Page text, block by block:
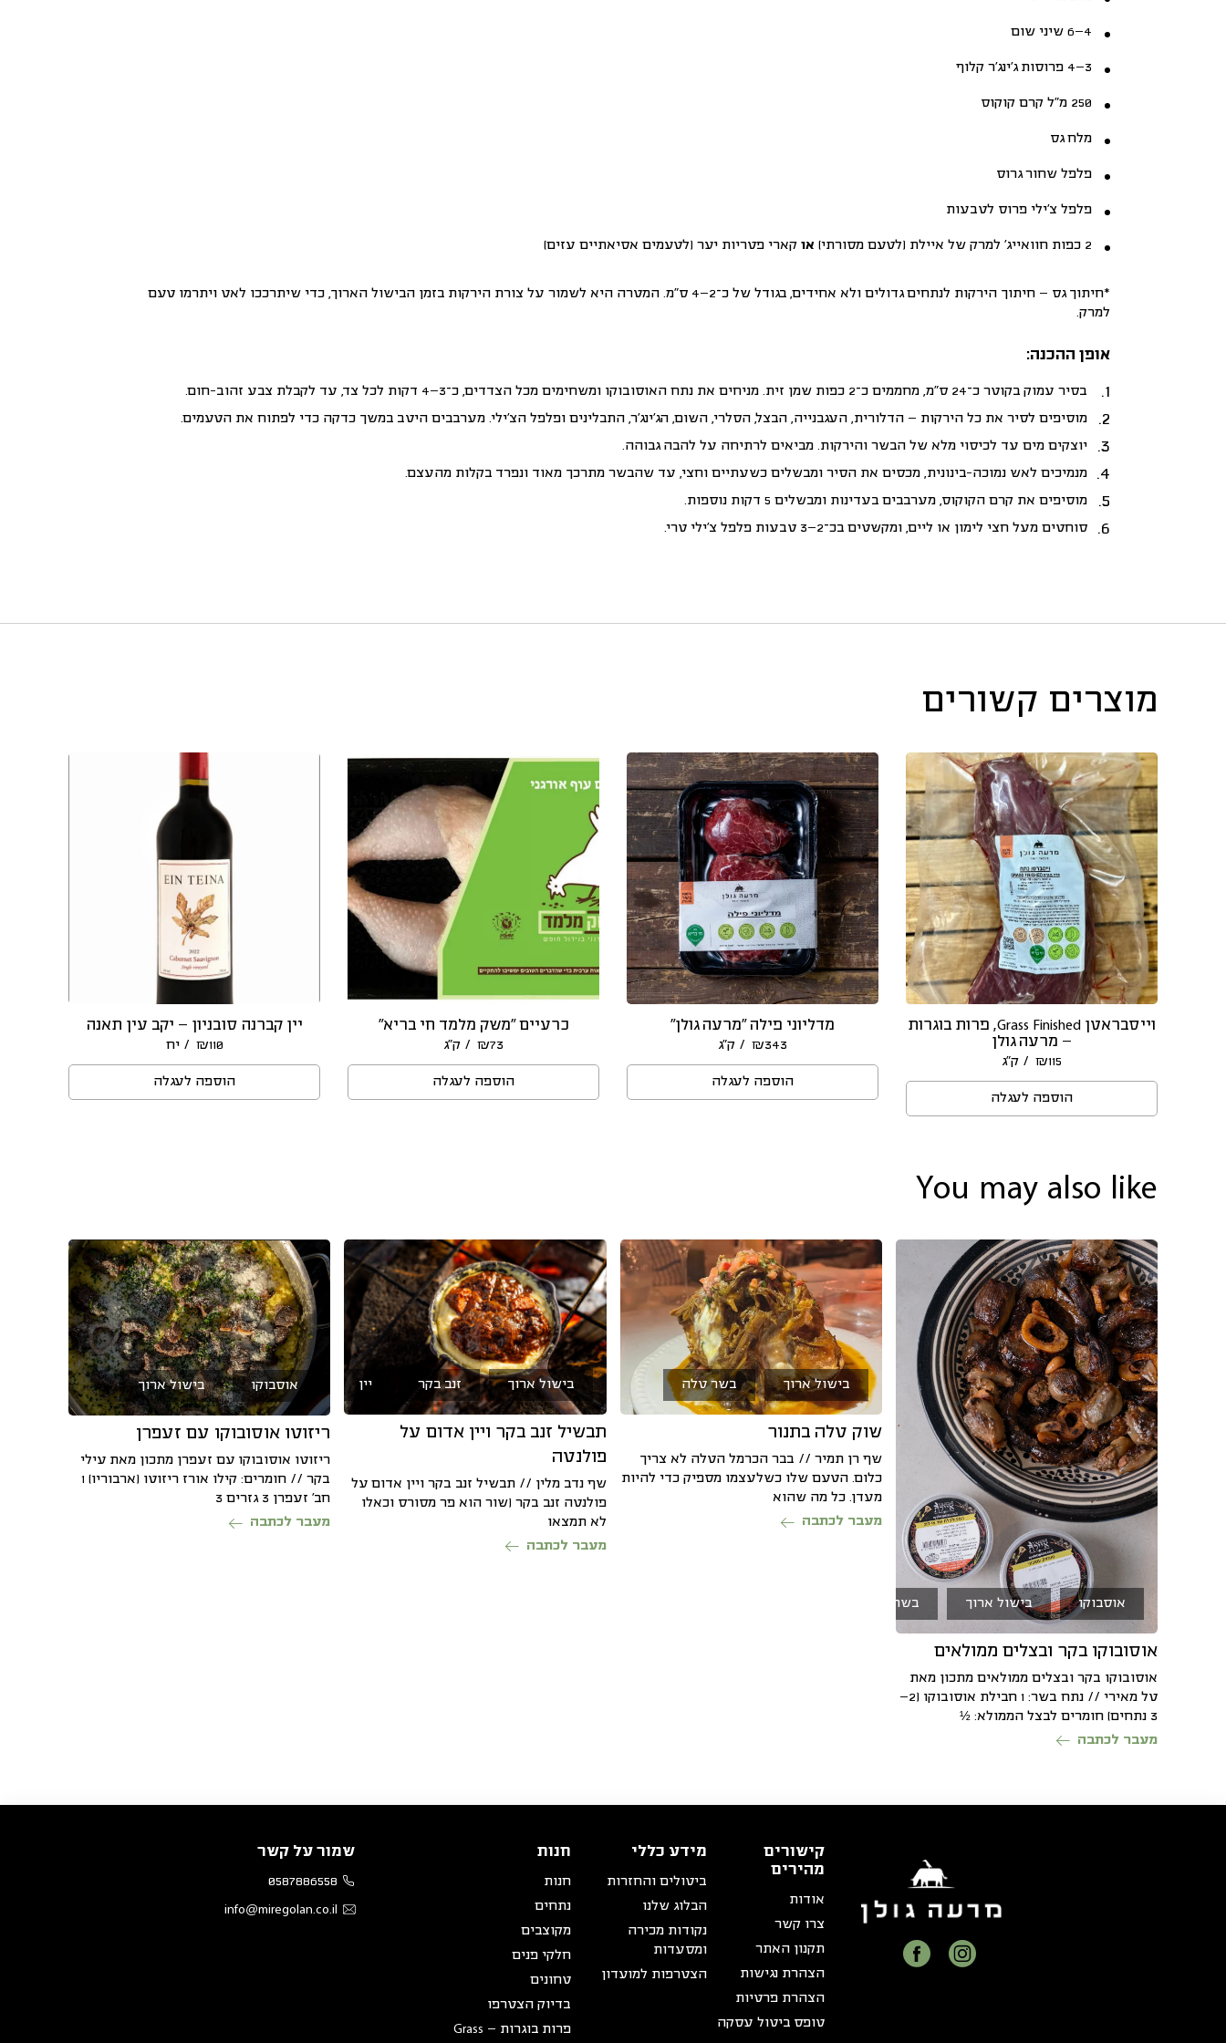
4–6 שיני שום
3–4 פרוסות ג’ינג’ר קלוף
250 מ”ל קרם קוקוס
מלח גס
פלפל שחור גרוס
פלפל צ’ילי פרוס לטבעות
2 כפות חוואייג’ למרק של איילת (לטעם מסורתי) או קארי פטריות יער (לטעמים אסיאתיים עזים)
*חיתוך גס – חיתוך הירקות
לנתחים גדולים ולא אחידים, בגודל של כ־2–4 ס”מ. המטרה היא לשמור על צורת הירקות בזמן הבישול הארוך, כדי שיתרככו לאט ויתרמו טעם
למרק.
אופן ההכנה:
בסיר עמוק בקוטר כ־24 ס”מ, מחממים כ־2 כפות שמן זית. מניחים את נתח האוסובוקו ומשחימים מכל הצדדים, כ־3–4 דקות לכל צד, עד לקבלת צבע זהוב-חום.
מוסיפים לסיר את כל הירקות – הדלורית, העגבנייה, הבצל, הסלרי, השום, הג’ינג’ר, התבלינים ופלפל הצ’ילי. מערבבים היטב במשך כדקה כדי לפתוח את הטעמים.
יוצקים מים עד לכיסוי מלא של הבשר והירקות. מביאים לרתיחה על להבה גבוהה.
מנמיכים לאש נמוכה-בינונית, מכסים את הסיר ומבשלים כשעתיים וחצי, עד שהבשר מתרכך מאוד ונפרד בקלות מהעצם.
מוסיפים את קרם הקוקוס, מערבבים בעדינות ומבשלים 5 דקות נוספות.
סוחטים מעל חצי לימון או ליים, ומקשטים בכ־2–3 טבעות פלפל צ’ילי טרי.
מוצרים קשורים
וייסבראטן Grass Finished, פרות בוגרות
– מרעה גולן
₪115 / ק״ג
הוספה לעגלה
מדליוני פילה ״מרעה גולן״
₪343 / ק״ג
הוספה לעגלה
כרעיים “משק מלמד חי בריא”
₪73 / ק״ג
הוספה לעגלה
יין קברנה סובניון – יקב עין תאנה
₪110 / יח
הוספה לעגלה
You may also like
אוסבוקו בישול ארוך בשר טחון
אוסובוקו בקר ובצלים ממולאים
אוסובוקו בקר ובצלים ממולאים מתכון מאת
טל מאירי // נתח בשר: 1 חבילת אוסובוקו (2–
3 נתחים) חומרים לבצל הממולא: ½
מעבר לכתבה
בישול ארוך בשר טלה
שוק טלה בתנור
שף רן תמיר // בבר הכרמל הטלה לא צריך
כלום. הטעם שלו כשלעצמו מספיק כדי להיות
מעדן. כל מה שהוא
מעבר לכתבה
בישול ארוך זנב בקר יין
תבשיל זנב בקר ויין אדום על
פולנטה
שף נדב מלין // תבשיל זנב בקר ויין אדום על
פולנטה זנב בקר (שור הוא פר מסורס וכאלו
לא תמצאו
מעבר לכתבה
אוסבוקו בישול ארוך
ריזוטו אוסובוקו עם זעפרן
ריזוטו אוסובוקו עם זעפרן מתכון מאת עילי
בקר // חומרים: קילו אורז ריזוטו (ארבוריו) 1
חב' זעפרן 3 גזרים 3
מעבר לכתבה
קישורים
מהירים
אודות
צרו קשר
תקנון האתר
הצהרת נגישות
הצהרת פרטיות
טופס ביטול עסקה
מידע כללי
ביטולים והחזרות
הבלוג שלנו
נקודות מכירה
ומסעדות
הצטרפות למועדון
חנות
חנות
נתחים
מקוצבים
חלקי פנים
טחונים
בדיוק הצטרפו
פרות בוגרות – Grass
שמור על קשר
0587886558
info@miregolan.co.il